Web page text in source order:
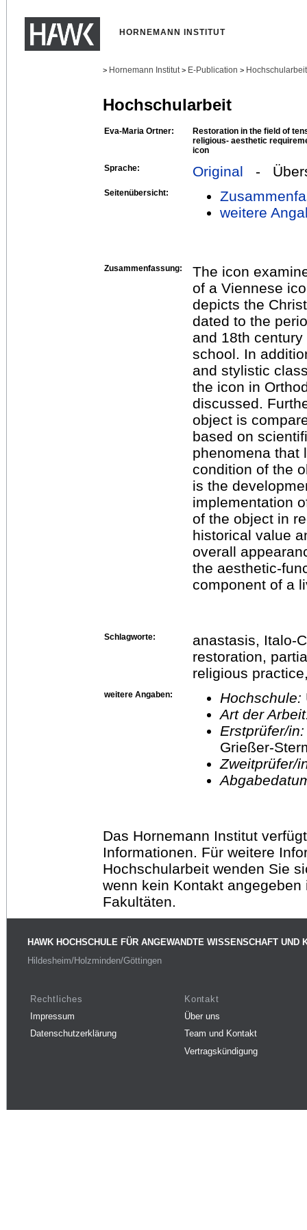
HORNEMANN INSTITUT
> Hornemann Institut > E-Publication >
Hochschularbeit
Eva-Maria Ortner:
Restoration in the field of
religious- aesthetic
icon
Sprache:
Original -
Seitenübersicht:
weitere
Zusammenfassung:
The icon
of a Viennese
depicts the
dated to the
and 18th
school. In
and stylistic
the icon in
discussed.
object is
based on
phenomena that
condition of the
is the
implementation
of the object in
historical value
overall
the aesthetic-
component of a
Schlagworte:
anastasis, Italo-
restoration,
religious
weitere Angaben: Hochschule:
Art der
Erstprüfer/
Grießer-
Das Hornemann Institut
Informationen. Für weitere
Hochschularbeit wenden Sie
wenn kein Kontakt
Fakultäten.
HAWK HOCHSCHULE FÜR ANGEWANDTE WISSENSCHAFT UND
Hildesheim/Holzminden/Göttingen
Rechtliches
Impressum
Datenschutzerklärung
Kontakt
Über uns
Team und Kontakt
Vertragskündigung